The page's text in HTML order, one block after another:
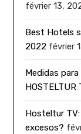
février 13,
Best Hotels
2022 février
Medidas
HOSTELTUR
Hosteltur
excesos?